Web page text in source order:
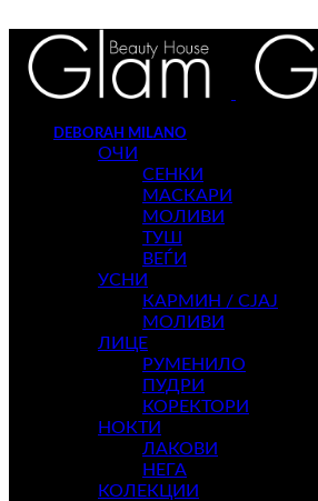
DEBORAH MILANO
ОЧИ
СЕНКИ
МАСКАРИ
МОЛИВИ
ТУШ
ВЕЃИ
УСНИ
КАРМИН / СЈАЈ
МОЛИВИ
ЛИЦЕ
РУМЕНИЛО
ПУДРИ
КОРЕКТОРИ
НОКТИ
ЛАКОВИ
НЕГА
КОЛЕКЦИИ